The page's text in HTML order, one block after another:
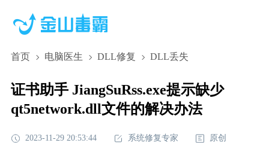
首页 电脑医生 DLL修复 DLL丢失
证书助手 JiangSuRss.exe提示缺少
qt5network.dll文件的解决办法
2023-11-29 20:53:44 系统修复专家 原创